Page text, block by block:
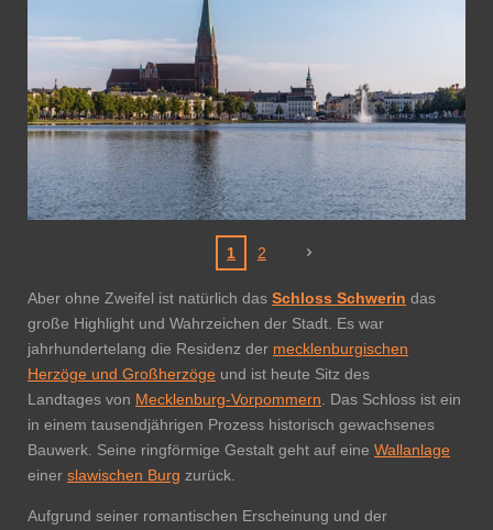
1 2
Aber ohne Zweifel ist natürlich das Schloss Schwerin das
große Highlight und Wahrzeichen der Stadt. Es war
jahrhundertelang die Residenz der mecklenburgischen
Herzöge und Großherzöge und ist heute Sitz des
Landtages von Mecklenburg-Vorpommern . Das Schloss ist ein
in einem tausendjährigen Prozess historisch gewachsenes
Bauwerk. Seine ringförmige Gestalt geht auf eine Wallanlage
einer slawischen Burg zurück.
Aufgrund seiner romantischen Erscheinung und der